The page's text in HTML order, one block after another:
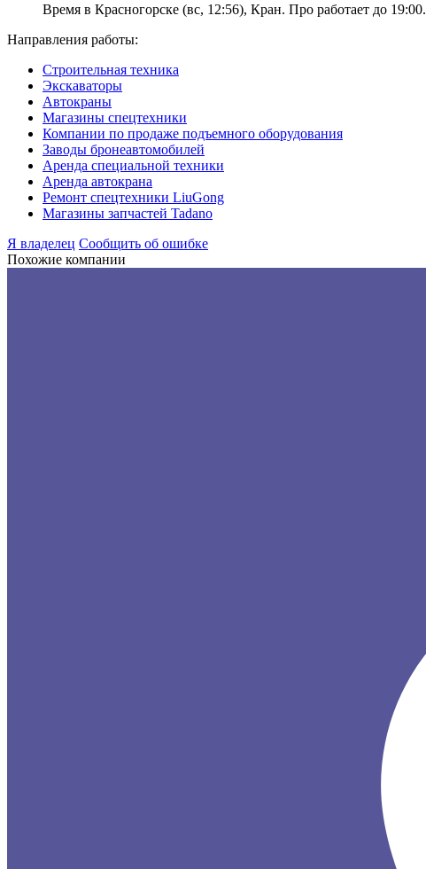
Время в Красногорске (вс, 12:56), Кран. Про работает до 19:00.
Направления работы:
Строительная техника
Экскаваторы
Автокраны
Магазины спецтехники
Компании по продаже подъемного оборудования
Заводы бронеавтомобилей
Аренда специальной техники
Аренда автокрана
Ремонт спецтехники LiuGong
Магазины запчастей Tadano
Я владелец Сообщить об ошибке
Похожие компании